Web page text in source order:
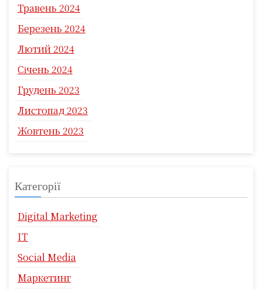
Травень 2024
Березень 2024
Лютий 2024
Січень 2024
Грудень 2023
Листопад 2023
Жовтень 2023
Категорії
Digital Marketing
IT
Social Media
Маркетинг